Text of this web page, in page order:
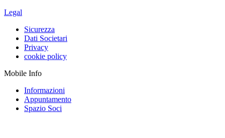
Legal
Sicurezza
Dati Societari
Privacy
cookie policy
Mobile Info
Informazioni
Appuntamento
Spazio Soci